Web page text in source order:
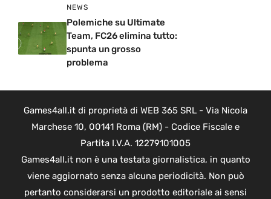
NEWS
Polemiche su Ultimate
Team, FC26 elimina tutto:
spunta un grosso
problema
Games4all.it di proprietà di WEB 365 SRL - Via Nicola
Marchese 10, 00141 Roma (RM) - Codice Fiscale e
Partita I.V.A. 12279101005
Games4all.it non è una testata giornalistica, in quanto
viene aggiornato senza alcuna periodicità. Non può
pertanto considerarsi un prodotto editoriale ai sensi